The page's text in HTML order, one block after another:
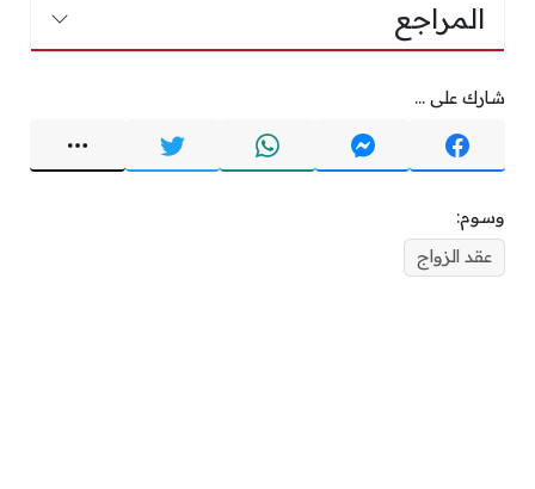
المراجع
شارك على ...
وسوم:
عقد الزواج